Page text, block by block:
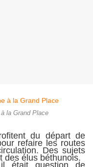
la Grand Place
du départ de
refaire les routes
Des sujets
des élus béthunois.